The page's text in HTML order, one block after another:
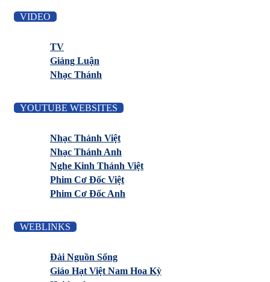
VIDEO
TV
Giảng Luận
Nhạc Thánh
YOUTUBE WEBSITES
Nhạc Thánh Việt
Nhạc Thánh Anh
Nghe Kinh Thánh Việt
Phim Cơ Đốc Việt
Phim Cơ Đốc Anh
WEBLINKS
Đài Nguồn Sống
Giáo Hạt Việt Nam Hoa Kỳ